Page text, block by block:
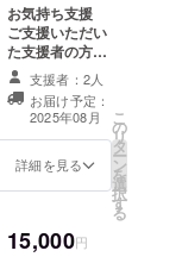
お気持ち支援
ご支援いただい
た支援者の方々
にお礼のメール
をお送りいたし
ます。 ※このリ
ターンは3,000
円、50,000円の
リターンと同じ
支援者：2人
お届け予定：
2025年08月
詳細を見る
こ
の
リ
タ
ー
ン
を
選
択
す
る
15,000円